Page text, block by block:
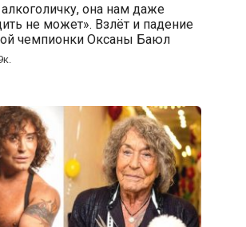
алкоголичку, она нам даже
не может». Взлёт и падение
чемпионки Оксаны Баюл